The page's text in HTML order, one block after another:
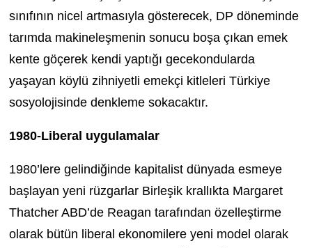
sınıfının nicel artmasıyla gösterecek, DP döneminde
tarımda makineleşmenin sonucu boşa çıkan emek
kente göçerek kendi yaptığı gecekondularda
yaşayan köylü zihniyetli emekçi kitleleri Türkiye
sosyolojisinde denkleme sokacaktır.
1980-Liberal uygulamalar
1980’lere gelindiğinde kapitalist dünyada esmeye
başlayan yeni rüzgarlar Birleşik krallıkta Margaret
Thatcher ABD’de Reagan tarafından özelleştirme
olarak bütün liberal ekonomilere yeni model olarak